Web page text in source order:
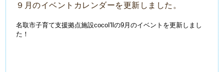
９月のイベントカレンダーを更新しました。
名取市子育て支援拠点施設cocoI'llの9月のイベントを更新しまし
た！